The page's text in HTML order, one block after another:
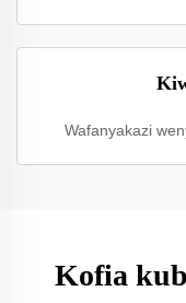
Wafanyakazi
Kofia